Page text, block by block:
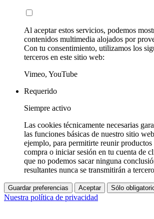
Al aceptar estos servicios, podemos
contenidos multimedia alojados por
Con tu consentimiento, utilizamos los
terceros en este sitio web:
Vimeo, YouTube
Requerido
Siempre activo
Las cookies técnicamente necesarias
las funciones básicas de nuestro sitio
ejemplo, para permitirte reunir productos
compra o iniciar sesión en tu cuenta de
que no podemos sacar ninguna
resultantes nunca se transmitirán a
Guardar preferencias Aceptar Sólo
Nuestra política de privacidad